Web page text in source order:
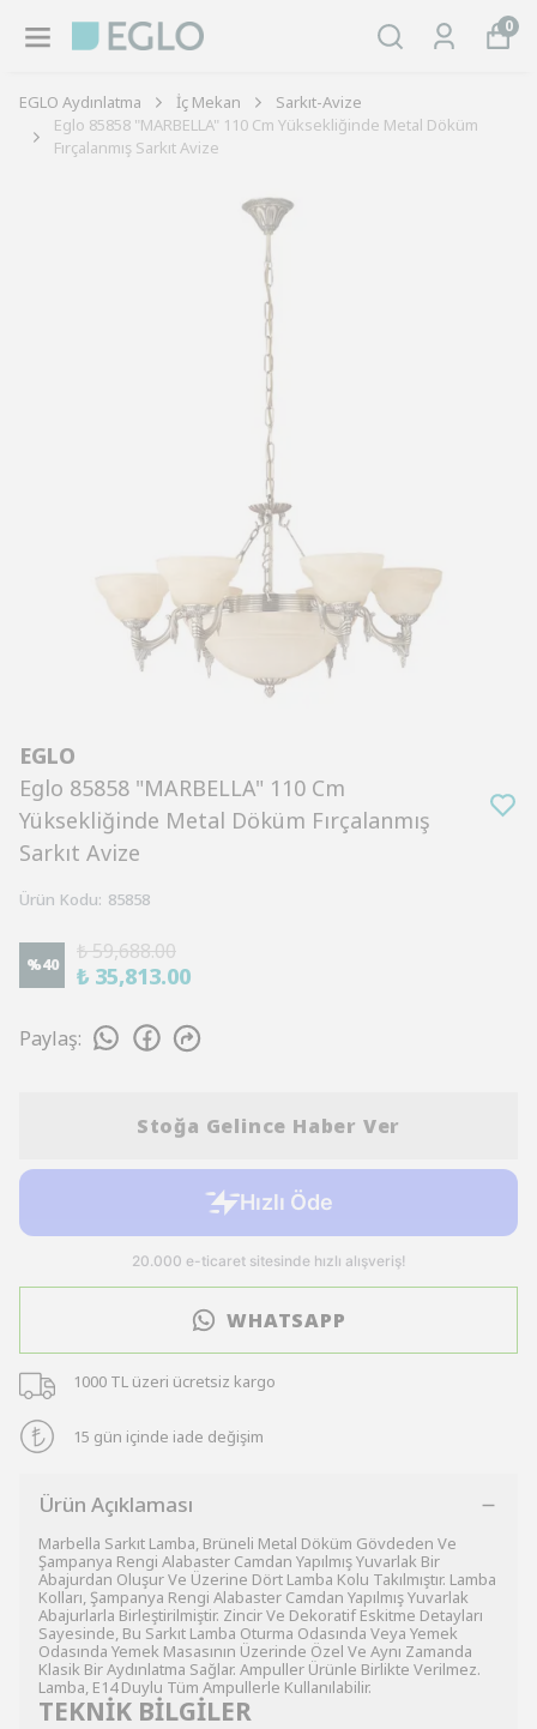
0
EGLO Aydınlatma İç Mekan
Sarkıt-Avize
Eglo 85858 "MARBELLA" 110 Cm Yüksekliğinde Metal Döküm
Fırçalanmış Sarkıt Avize
EGLO
Eglo 85858 "MARBELLA" 110 Cm
Yüksekliğinde Metal Döküm Fırçalanmış
Sarkıt Avize
Ürün Kodu: 85858
%40
₺ 59,688.00
₺ 35,813.00
Paylaş:
Stoğa Gelince Haber Ver
WHATSAPP
1000 TL üzeri ücretsiz kargo
15 gün içinde iade değişim
Ürün Açıklaması
Marbella Sarkıt Lamba, Brüneli Metal Döküm Gövdeden Ve
Şampanya Rengi Alabaster Camdan Yapılmış Yuvarlak Bir
Abajurdan Oluşur Ve Üzerine Dört Lamba Kolu Takılmıştır. Lamba
Kolları, Şampanya Rengi Alabaster Camdan Yapılmış Yuvarlak
Abajurlarla Birleştirilmiştir. Zincir Ve Dekoratif Eskitme Detayları
Sayesinde, Bu Sarkıt Lamba Oturma Odasında Veya Yemek
Odasında Yemek Masasının Üzerinde Özel Ve Aynı Zamanda
Klasik Bir Aydınlatma Sağlar. Ampuller Ürünle Birlikte Verilmez.
Lamba, E14 Duylu Tüm Ampullerle Kullanılabilir.
TEKNİK BİLGİLER